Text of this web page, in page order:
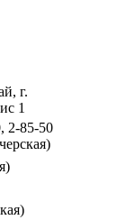
г.
1
2-85-50